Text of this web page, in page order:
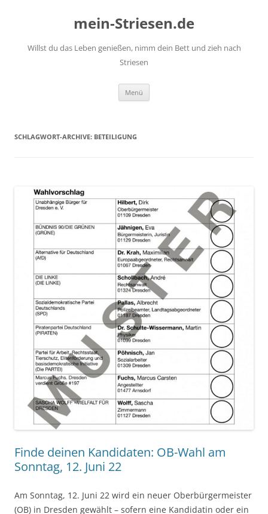
mein-Striesen.de
Willst du das Leben genießen, nimm dein Bett und zieh nach
Striesen
Menü
SCHLAGWORT-ARCHIVE: BETEILIGUNG
Finde deinen Kandidaten: OB-Wahl am
Sonntag, 12. Juni 22
Am Sonntag, 12. Juni 22 wird ein neuer Oberbürgermeister
(OB) in Dresden gewählt – sofern eine Kandidatin oder ein